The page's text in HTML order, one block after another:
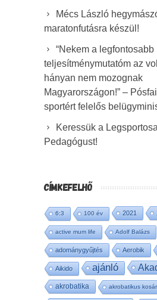
Mécs László
maratonfutásra készül!
“Nekem a legfontosabb
teljesítménymutatóm az
hányan nem mozognak
Magyarországon!” –
sportért felelős
Keressük a
Pedagógust!
CÍMKEFELHŐ
6:3 100 év 2021
active mum life Adolf Balázs
adománygyűjtés Aerobik
Aikido ajánló
akrobatika akrobatikus